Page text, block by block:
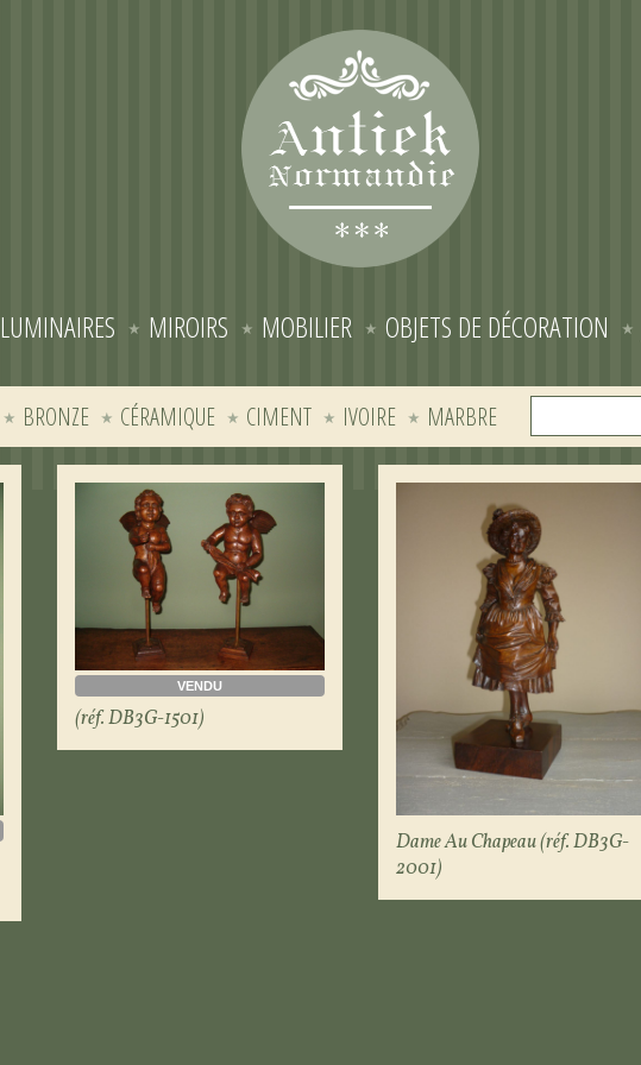
LUMINAIRES MIROIRS MOBILIER OBJETS DE DÉCORATION
BRONZE CÉRAMIQUE CIMENT IVOIRE MARBRE
VENDU
(réf. DB3G-1501)
Dame Au Chapeau (réf. DB3G-
2001)